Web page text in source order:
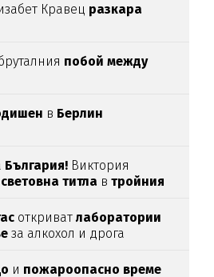
Кравец разкара
побой между
в Берлин
България! Виктория
световна титла в тройния
откриватлаборатории
за алкохол и дрога
и пожароопасно време